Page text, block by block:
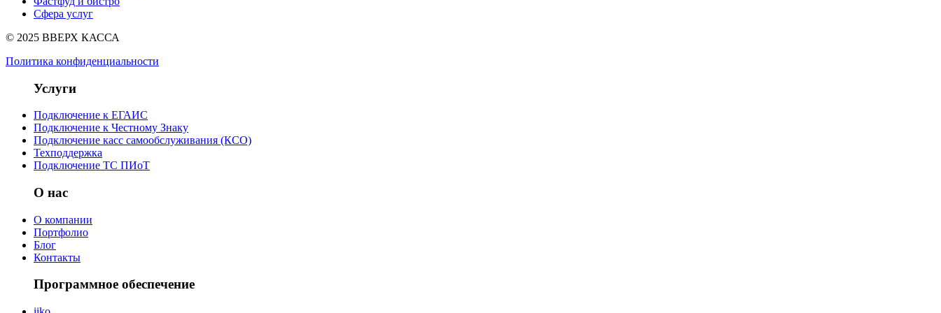
Сфера услуг
© 2025 ВВЕРХ КАССА
Политика конфиденциальности
Услуги
Подключение к ЕГАИС
Подключение к Честному Знаку
Подключение касс самообслуживания (КСО)
Техподдержка
Подключение ТС ПИоТ
О нас
О компании
Портфолио
Блог
Контакты
Программное обеспечение